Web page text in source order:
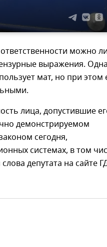
можно
выражения.
мат, но при этом
лица, допустившие
демонстрируемом
сегодня,
системах, в том
депутата на сайте